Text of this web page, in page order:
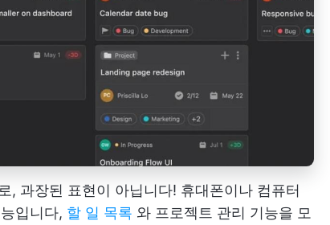
, 과장된 표현이 아닙니다! 휴대폰이나 컴퓨터
입니다, 할 일 목록 와 프로젝트 관리 기능을 모